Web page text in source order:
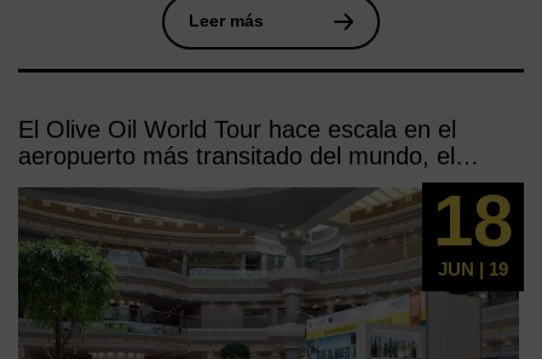
Leer más
El Olive Oil World Tour hace escala en el
aeropuerto más transitado del mundo, el
norteamericano de Atlanta
18
JUN | 19